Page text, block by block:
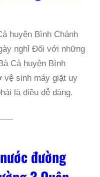
huyện Bình Chánh
nghỉ Đối với những
Cả huyện Bình
vệ sinh máy giặt uy
là điều dễ dàng.
đường